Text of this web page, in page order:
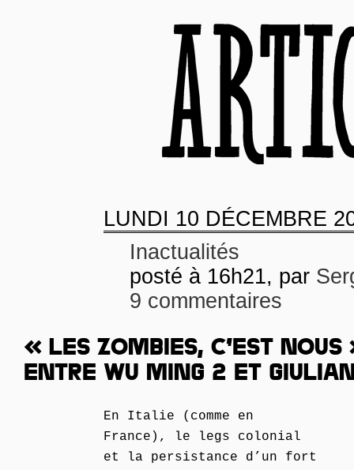
LUNDI 10 DÉCEMBRE
Inactualités
posté à 16h21, par
9 commentaires
« LES ZOMBIES, C’EST NOUS
ENTRE WU MING 2 ET
En Italie (comme en
France), le legs colonial
et la persistance d’un fort